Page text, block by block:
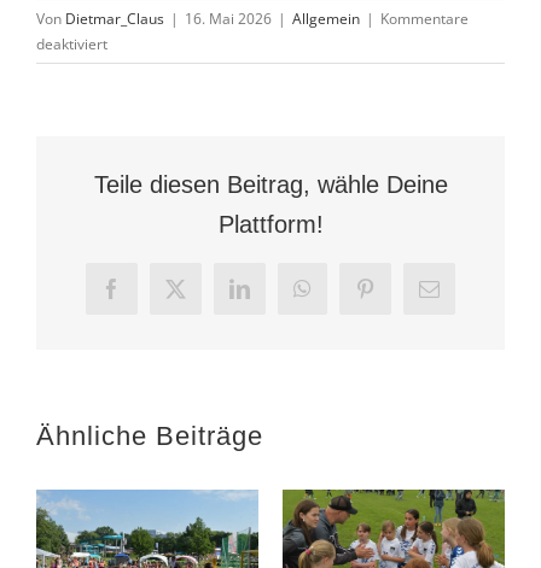
Von Dietmar_Claus | 16. Mai 2026 | Allgemein | Kommentare
deaktiviertfür
wB-
in
Teile diesen Beitrag, wähle Deine
Plattform!
Facebook
X LinkedInWhatsAppPinterest
E-
Ähnliche Beiträge